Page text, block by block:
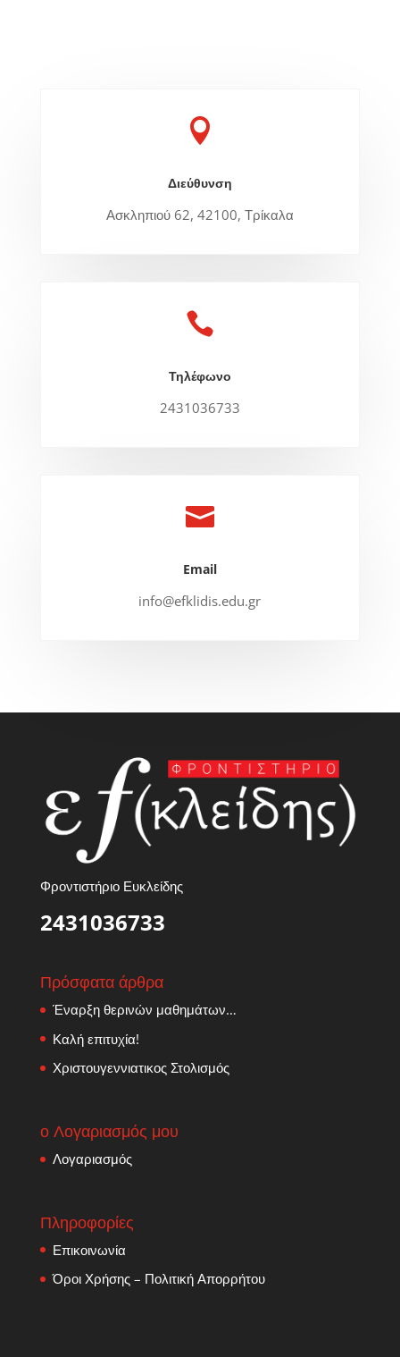

Διεύθυνση
Ασκληπιού 62, 42100, Τρίκαλα

Τηλέφωνο
2431036733

Email
info@efklidis.edu.gr
Φροντιστήριο Ευκλείδης
2431036733
Πρόσφατα άρθρα
Έναρξη θερινών μαθημάτων…
Καλή επιτυχία!
Χριστουγεννιατικος Στολισμός
ο Λογαριασμός μου
Λογαριασμός
Πληροφορίες
Επικοινωνία
Όροι Χρήσης – Πολιτική Απορρήτου